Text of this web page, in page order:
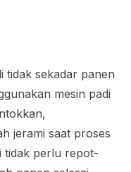
tidak sekadar panen
mesin padi
jerami saat proses
tidak perlu repot-